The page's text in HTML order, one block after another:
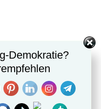
.
Demokratie?